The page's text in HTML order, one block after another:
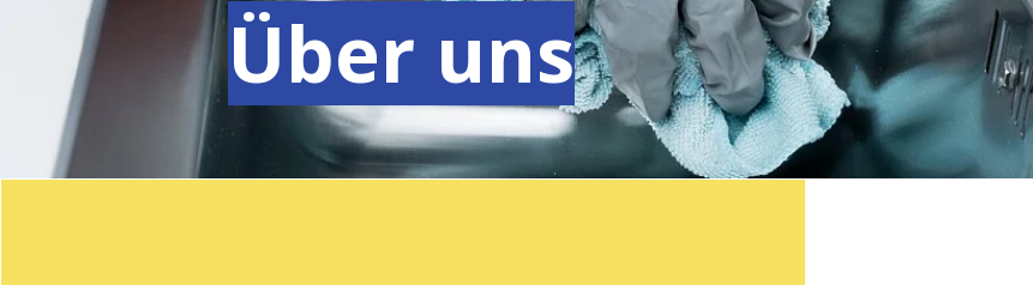
Über uns